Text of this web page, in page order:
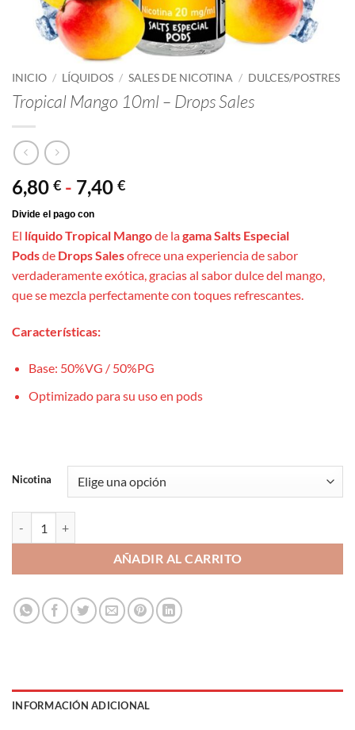
INICIO / LÍQUIDOS / SALES DE NICOTINA / DULCES/POSTRES
Tropical Mango 10ml – Drops Sales
6,80 € - 7,40 €Rango
desde
6,80 €
hasta
7,40 €
El líquido Tropical Mangode lagama Salts Especial
Podsde Drops Salesofrece una experiencia de sabor
verdaderamente exótica, gracias al sabor dulce del mango,
que se mezcla perfectamente con toques refrescantes.
Características:
Base: 50%VG / 50%PG
Optimizado para su uso en pods
Nicotina
AÑADIR AL CARRITO
INFORMACIÓN ADICIONAL